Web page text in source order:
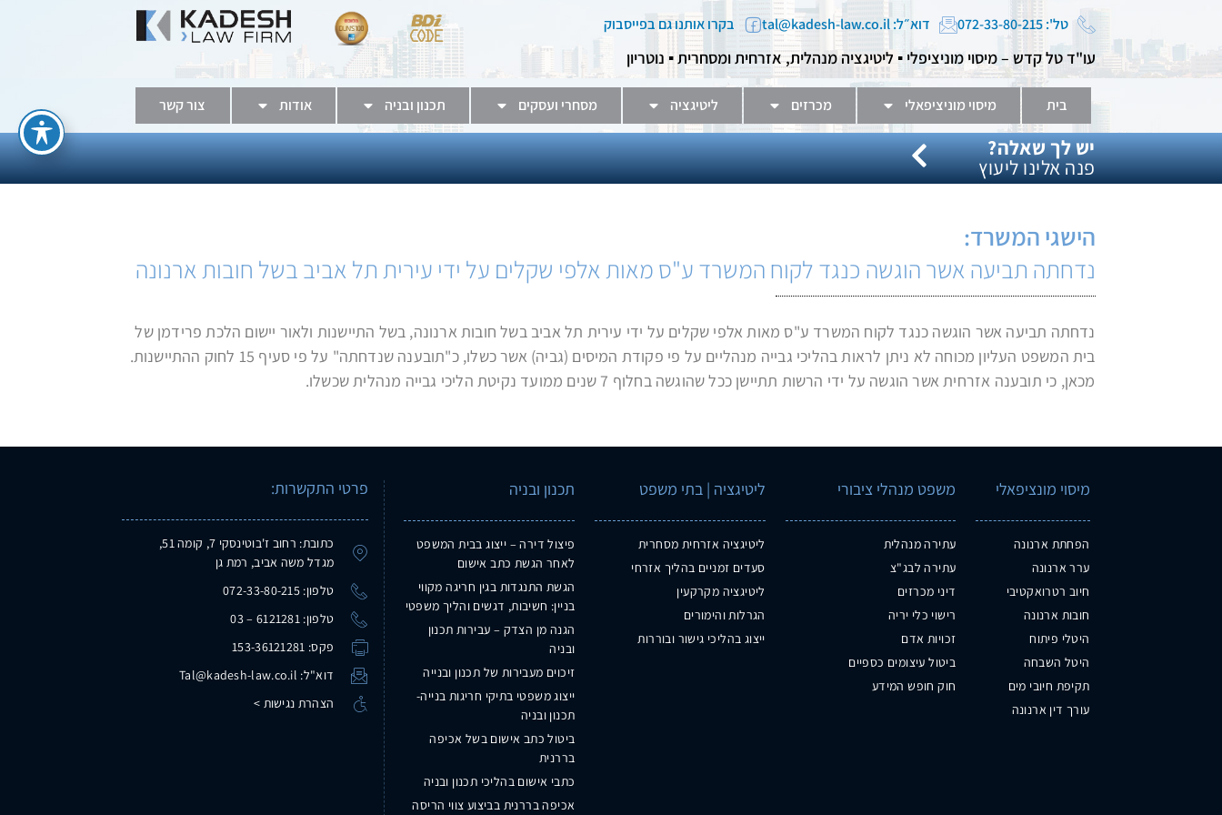
טל': 072-33-80-215 דוא״ל: tal@kadesh-law.co.il בקרו אותנו גם בפייסבוק
עו"ד טל קדש – מיסוי מוניציפלי ▪️ ליטיגציה מנהלית, אזרחית ומסחרית ▪️ נוטריון
בית מיסוי מוניציפאלי מכרזים ליטיגציה מסחרי ועסקים תכנון ובניה אודות צור קשר
יש לך שאלה?
פנה אלינו ליעוץ
הישגי המשרד:
נדחתה תביעה אשר הוגשה כנגד לקוח המשרד ע"ס מאות אלפי שקלים על ידי עירית תל אביב בשל חובות ארנונה
נדחתה תביעה אשר הוגשה כנגד לקוח המשרד ע"ס מאות אלפי שקלים על ידי עירית תל אביב בשל חובות ארנונה, בשל התיישנות ולאור יישום הלכת פרידמן של
בית המשפט העליון מכוחה לא ניתן לראות בהליכי גבייה מנהליים על פי פקודת המיסים (גביה) אשר כשלו, כ"תובענה שנדחתה" על פי סעיף 15 לחוק ההתיישנות.
מכאן, כי תובענה אזרחית אשר הוגשה על ידי הרשות תתיישן ככל שהוגשה בחלוף 7 שנים ממועד נקיטת הליכי גבייה מנהלית שכשלו.
מיסוי מונציפאלי
הפחתת ארנונה
ערר ארנונה
חיוב רטרואקטיבי
חובות ארנונה
היטלי פיתוח
היטל השבחה
תקיפת חיובי מים
עורך דין ארנונה
משפט מנהלי ציבורי
עתירה מנהלית
עתירה לבג"צ
דיני מכרזים
רישוי כלי יריה
זכויות אדם
ביטול עיצומים כספיים
חוק חופש המידע
ליטיגציה | בתי משפט
ליטיגציה אזרחית מסחרית
סעדים זמניים בהליך אזרחי
ליטיגציה מקרקעין
הגרלות והימורים
ייצוג בהליכי גישור ובוררות
תכנון ובניה
פיצול דירה – ייצוג בבית המשפט
לאחר הגשת כתב אישום
הגשת התנגדות בגין חריגה מקווי
בניין: חשיבות, דגשים והליך משפטי
הגנה מן הצדק – עבירות תכנון
ובניה
זיכוים מעבירות של תכנון ובנייה
ייצוג משפטי בתיקי חריגות בנייה-
תכנון ובניה
ביטול כתב אישום בשל אכיפה
בררנית
כתבי אישום בהליכי תכנון ובניה
אכיפה בררנית בביצוע צווי הריסה
פרטי התקשרות:
כתובת: רחוב ז'בוטינסקי 7, קומה 51,
מגדל משה אביב, רמת גן
טלפון: 072-33-80-215
טלפון: 6121281 – 03
פקס: 153-36121281
דוא"ל: Tal@kadesh-law.co.il
הצהרת נגישות >